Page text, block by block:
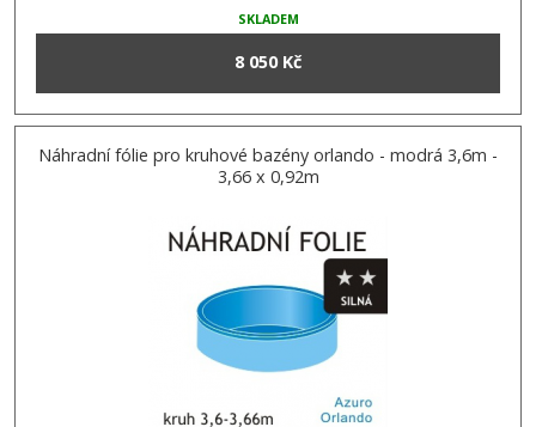
SKLADEM
8 050 Kč
Náhradní fólie pro kruhové bazény orlando - modrá 3,6m -
3,66 x 0,92m